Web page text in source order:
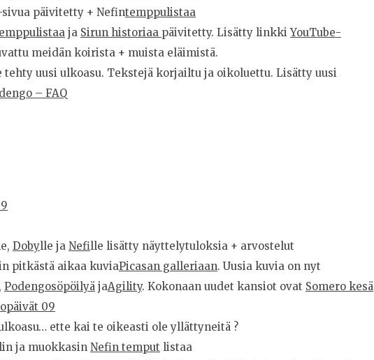
päivitetty + Nefintemppulistaa
ja Sirun historiaa päivitetty. Lisätty linkkiYouTube-
meidän koirista + muista eläimistä.
tehty uusi ulkoasu. Tekstejä korjailtu ja oikoluettu. Lisätty uusi
– FAQ
Dobylle ja Nefille lisätty näyttelytuloksia + arvostelut
pitkästä aikaa kuviaPicasan galleriaan. Uusia kuvia on nyt
, Podengosöpöilyä jaAgility. Kokonaan uudet kansiot ovat Somero kesä
09
ette kai te oikeasti ole yllättyneitä ?
ja muokkasin Nefin temput listaa